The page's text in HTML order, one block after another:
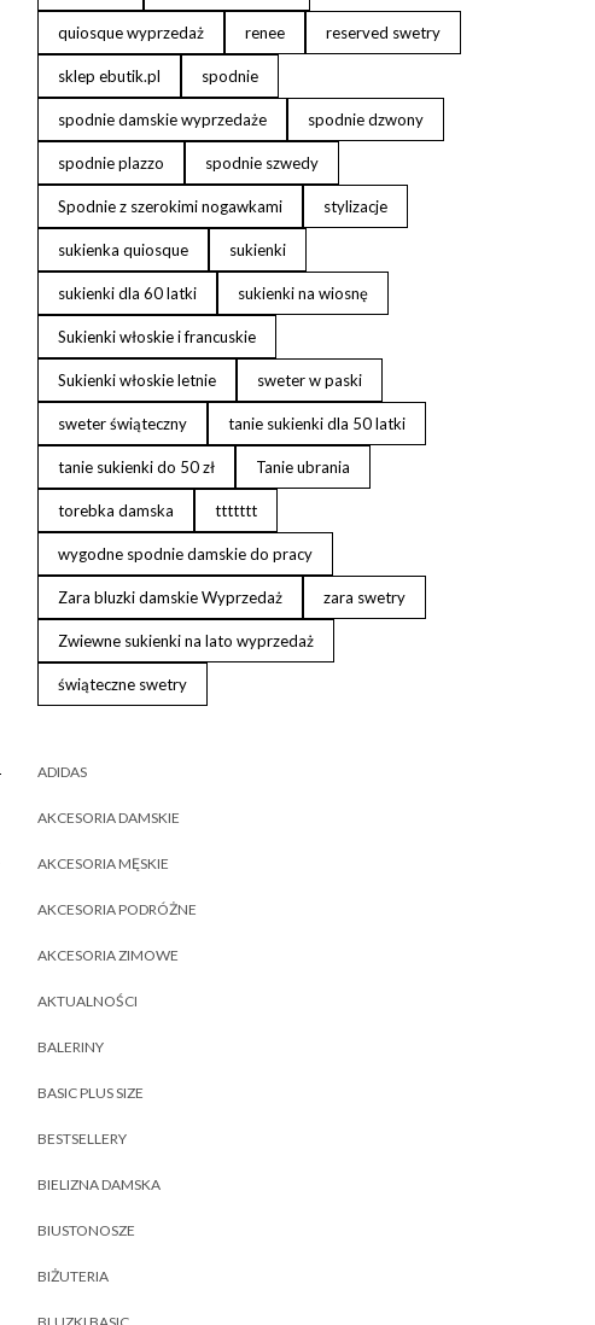
quiosque wyprzedaż renee reserved swetry
sklep ebutik.pl spodnie
spodnie damskie wyprzedaże spodnie dzwony
spodnie plazzo spodnie szwedy
Spodnie z szerokimi nogawkami stylizacje
sukienka quiosque sukienki
sukienki dla 60 latki sukienki na wiosnę
Sukienki włoskie i francuskie
Sukienki włoskie letnie sweter w paski
sweter świąteczny tanie sukienki dla 50 latki
tanie sukienki do 50 zł Tanie ubrania
torebka damska ttttttt
wygodne spodnie damskie do pracy
Zara bluzki damskie Wyprzedaż zara swetry
Zwiewne sukienki na lato wyprzedaż
świąteczne swetry
ADIDAS
AKCESORIA DAMSKIE
AKCESORIA MĘSKIE
AKCESORIA PODRÓŻNE
AKCESORIA ZIMOWE
AKTUALNOŚCI
BALERINY
BASIC PLUS SIZE
BESTSELLERY
BIELIZNA DAMSKA
BIUSTONOSZE
BIŻUTERIA